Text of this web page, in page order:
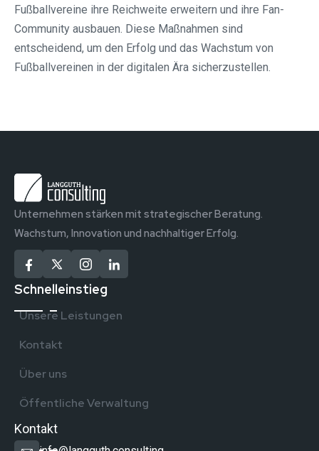
Fußballvereine ihre Reichweite erweitern und ihre Fan-
Community ausbauen. Diese Maßnahmen sind
entscheidend, um den Erfolg und das Wachstum von
Fußballvereinen in der digitalen Ära sicherzustellen.
Unternehmen stärken mit strategischer Beratung.
Wachstum, Innovation und nachhaltiger Erfolg.
Schnelleinstieg
Unsere Leistungen
Kontakt
Über uns
Öffentliche Verwaltung
Kontakt